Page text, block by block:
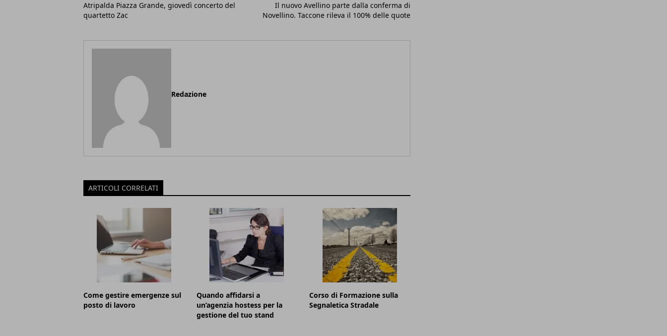
Atripalda Piazza Grande, giovedì concerto del
quartetto Zac
Il nuovo Avellino parte dalla conferma di
Novellino. Taccone rileva il 100% delle quote
Redazione
ARTICOLI CORRELATI
Come gestire emergenze sul
posto di lavoro
Quando affidarsi a
un’agenzia hostess per la
gestione del tuo stand
Corso di Formazione sulla
Segnaletica Stradale